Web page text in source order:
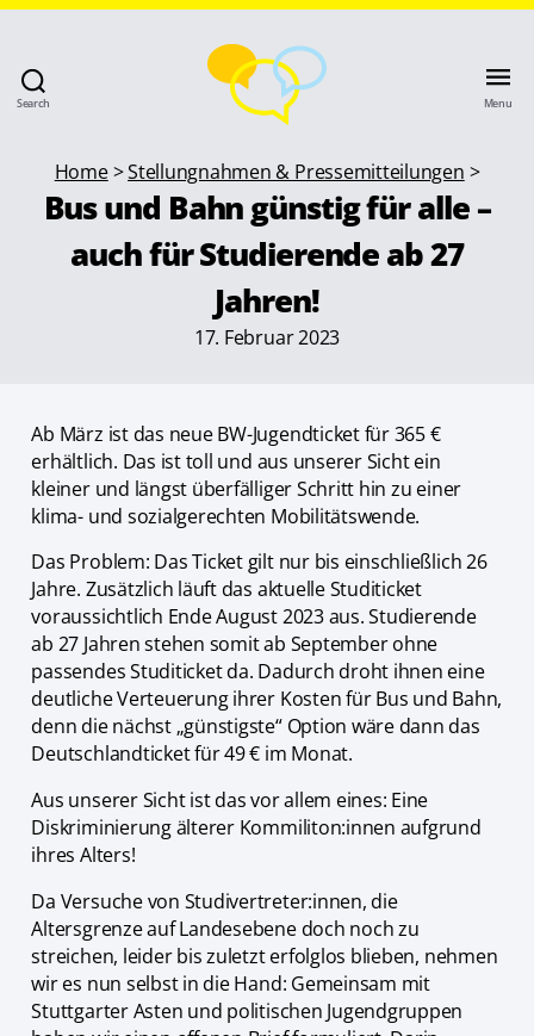
Search Menu
Home>Stellungnahmen & Pressemitteilungen >
Bus und Bahn günstig für alle –
auch für Studierende ab 27
Jahren!
17. Februar 2023
Ab März ist das neue BW-Jugendticket für 365 €
erhältlich. Das ist toll und aus unserer Sicht ein
kleiner und längst überfälliger Schritt hin zu einer
klima- und sozialgerechten Mobilitätswende.
Das Problem: Das Ticket gilt nur bis einschließlich 26
Jahre. Zusätzlich läuft das aktuelle Studiticket
voraussichtlich Ende August 2023 aus. Studierende
ab 27 Jahren stehen somit ab September ohne
passendes Studiticket da. Dadurch droht ihnen eine
deutliche Verteuerung ihrer Kosten für Bus und Bahn,
denn die nächst „günstigste“ Option wäre dann das
Deutschlandticket für 49 € im Monat.
Aus unserer Sicht ist das vor allem eines: Eine
Diskriminierung älterer Kommiliton:innen aufgrund
ihres Alters!
Da Versuche von Studivertreter:innen, die
Altersgrenze auf Landesebene doch noch zu
streichen, leider bis zuletzt erfolglos blieben, nehmen
wir es nun selbst in die Hand: Gemeinsam mit
Stuttgarter Asten und politischen Jugendgruppen